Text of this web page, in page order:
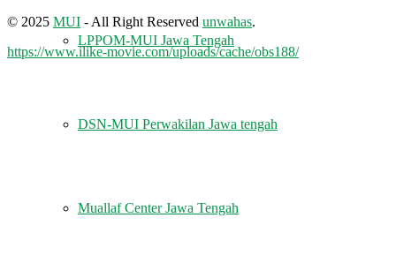
LPPOM-MUI Jawa Tengah
DSN-MUI Perwakilan Jawa tengah
Muallaf Center Jawa Tengah
© 2025 MUI - All Right Reserved unwahas.
https://www.ilike-movie.com/uploads/cache/obs188/